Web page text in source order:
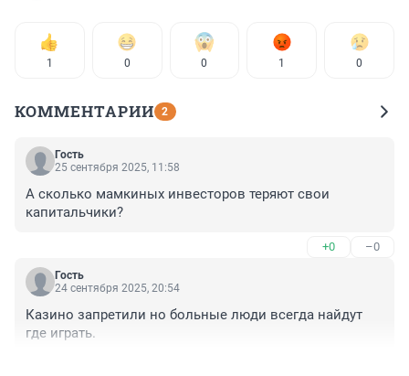
1 0 0 1 0
КОММЕНТАРИИ 2
Гость
25 сентября 2025, 11:58
А сколько мамкиных инвесторов теряют свои
капитальчики?
+0 –0
Гость
24 сентября 2025, 20:54
Казино запретили но больные люди всегда найдут
где играть.